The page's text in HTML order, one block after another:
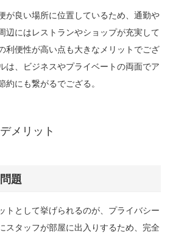
が良い場所に位置しているため、通勤や
辺にはレストランやショップが充実して
利便性が高い点も大きなメリットでござ
は、ビジネスやプライベートの両面でア
約にも繋がるでござる。
メリット
題
トとして挙げられるのが、プライバシー
スタッフが部屋に出入りするため、完全